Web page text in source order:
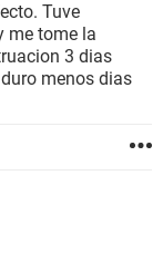
Tuve
me tome la
3 dias
menos dias